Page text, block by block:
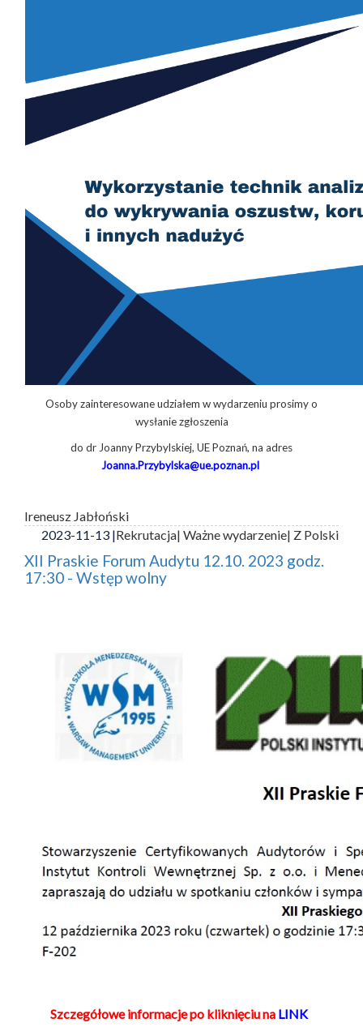
Osoby zainteresowane udziałem w wydarzeniu prosimy o
wysłanie zgłoszenia
do dr Joanny Przybylskiej, UE Poznań, na adres
Joanna.Przybylska@ue.poznan.pl
Ireneusz Jabłoński
2023-11-13 |Rekrutacja| Ważne wydarzenie| Z Polski
XII Praskie Forum Audytu 12.10. 2023 godz.
17:30 - Wstęp wolny
Szczegółowe informacje po kliknięciu na LINK